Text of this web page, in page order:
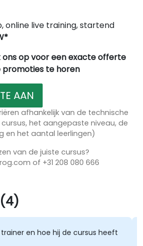
online live training, startend
op voor een exacte offerte
promoties te horen
AAN
afhankelijk van de technische
het aangepaste niveau, de
en het aantal leerlingen)
van de juiste cursus?
of +31 208 080 666
en hoe hij de cursus heeft